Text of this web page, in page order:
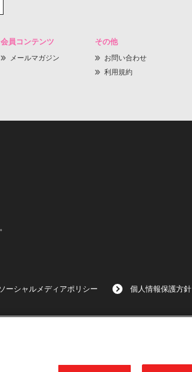
会員コンテンツ
メールマガジン
その他
お問い合わせ
利用規約
ソーシャルメディアポリシー 個人情報保護方針